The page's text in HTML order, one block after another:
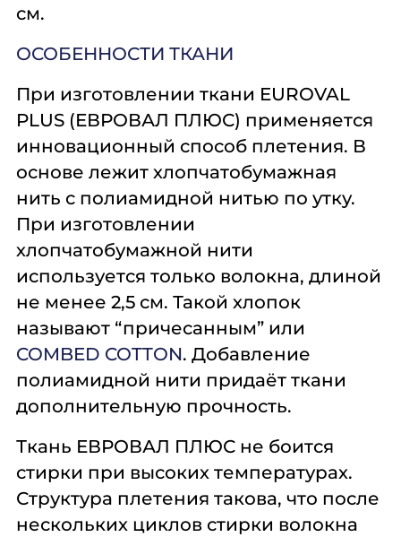
см.
ОСОБЕННОСТИ ТКАНИ
При изготовлении ткани EUROVAL
PLUS (ЕВРОВАЛ ПЛЮС) применяется
инновационный способ плетения. В
основе лежит хлопчатобумажная
нить с полиамидной нитью по утку.
При изготовлении
хлопчатобумажной нити
используется только волокна, длиной
не менее 2,5 см. Такой хлопок
называют “причесанным” или
COMBED COTTON. Добавление
полиамидной нити придаёт ткани
дополнительную прочность.
Ткань ЕВРОВАЛ ПЛЮС не боится
стирки при высоких температурах.
Структура плетения такова, что после
нескольких циклов стирки волокна